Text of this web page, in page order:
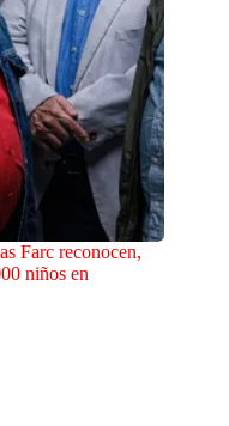
Farc reconocen,
niños en